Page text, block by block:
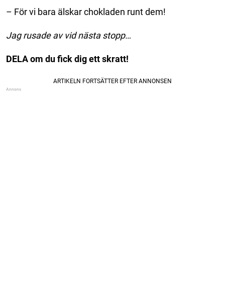
– För vi bara älskar chokladen runt dem!
Jag rusade av vid nästa stopp…
DELA om du fick dig ett skratt!